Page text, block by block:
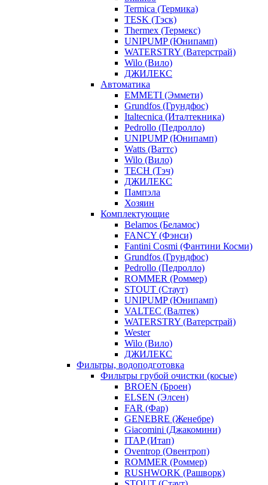
Termica (Термика)
TESK (Тэск)
Thermex (Термекс)
UNIPUMP (Юнипамп)
WATERSTRY (Ватерстрай)
Wilo (Вило)
ДЖИЛЕКС
Автоматика
EMMETI (Эммети)
Grundfos (Грундфос)
Italtecnica (Италтекника)
Pedrollo (Педролло)
UNIPUMP (Юнипамп)
Watts (Ваттс)
Wilo (Вило)
TECH (Тэч)
ДЖИЛЕКС
Пампэла
Хозяин
Комплектующие
Belamos (Беламос)
FANCY (Фэнси)
Fantini Cosmi (Фантини Косми)
Grundfos (Грундфос)
Pedrollo (Педролло)
ROMMER (Роммер)
STOUT (Стаут)
UNIPUMP (Юнипамп)
VALTEC (Валтек)
WATERSTRY (Ватерстрай)
Wester
Wilo (Вило)
ДЖИЛЕКС
Фильтры, водоподготовка
Фильтры грубой очистки (косые)
BROEN (Броен)
ELSEN (Элсен)
FAR (Фар)
GENEBRE (Женебре)
Giacomini (Джакомини)
ITAP (Итап)
Oventrop (Овентроп)
ROMMER (Роммер)
RUSHWORK (Рашворк)